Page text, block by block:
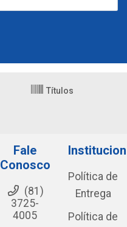
Títulos
Fale
Conosco
(81)
3725-
4005
Política de
Entrega
Política de